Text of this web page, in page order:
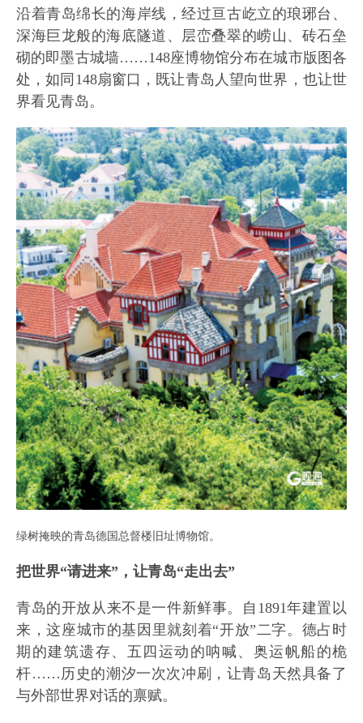
沿着青岛绵长的海岸线，经过亘古屹立的琅琊台、
深海巨龙般的海底隧道、层峦叠翠的崂山、砖石垒
砌的即墨古城墙……148座博物馆分布在城市版图各
处，如同148扇窗口，既让青岛人望向世界，也让世
界看见青岛。
绿树掩映的青岛德国总督楼旧址博物馆。
把世界“请进来”，让青岛“走出去”
青岛的开放从来不是一件新鲜事。自1891年建置以
来，这座城市的基因里就刻着“开放”二字。德占时
期的建筑遗存、五四运动的呐喊、奥运帆船的桅
杆……历史的潮汐一次次冲刷，让青岛天然具备了
与外部世界对话的禀赋。